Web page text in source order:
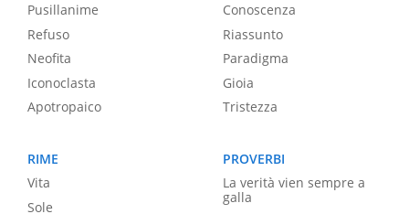
Pusillanime
Refuso
Neofita
Iconoclasta
Apotropaico
Conoscenza
Riassunto
Paradigma
Gioia
Tristezza
RIME
Vita
Sole
PROVERBI
La verità vien sempre a
galla